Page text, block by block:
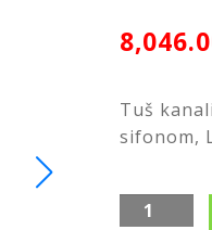
Tuš
sifonom,
Tuš